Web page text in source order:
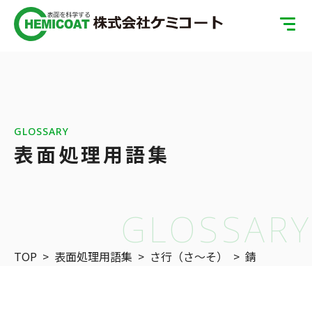
ISOへの取り組み
表面処理の基礎知識
お問い合わせ
GLOSSARY
GLOSSARY
表面処理用語集
TOP > 表面処理用語集 > さ行（さ〜そ） > 錆